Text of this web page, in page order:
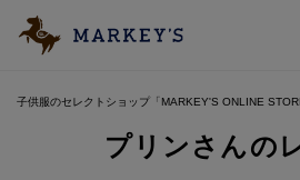
子供服のセレクトショップ「MARKEY'S ONLINE
プリンさんの